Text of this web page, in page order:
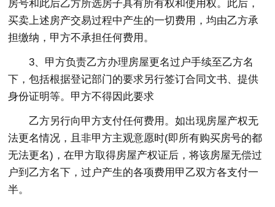
房号和此后乙方所选房子具有所有权和使用权。此后，
买卖上述房产交易过程中产生的一切费用，均由乙方承
担缴纳，甲方不承担任何费用。
3、甲方负责乙方办理房屋更名过户手续至乙方名
下，包括根据登记部门的要求另行签订合同文书、提供
身份证明等。甲方不得因此要求
乙方另行向甲方支付任何费用。如出现房屋产权无
法更名情况，且非甲方主观意愿时(即所有购买房号的都
无法更名)，在甲方取得房屋产权证后，将该房屋无偿过
户到乙方名下，过户产生的各项费用甲乙双方各支付一
半。